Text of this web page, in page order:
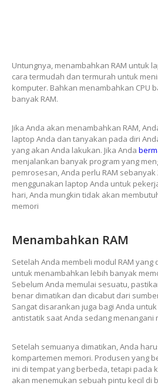
Untungnya, menambahkan RAM untuk
cara termudah dan termurah untuk
komputer. Bahkan menambahkan CPU
banyak RAM.
Jika Anda akan menambahkan RAM,
laptop Anda dan tanyakan pada diri
yang akan Anda lakukan. Jika Anda
menjalankan banyak program yang
pemrosesan, Anda perlu RAM sebanyak
menggunakan laptop Anda untuk
hari, Anda mungkin tidak akan
memori
Menambahkan RAM
Setelah Anda membeli modul RAM yang
untuk menambahkan lebih banyak
Sebelum Anda memulai sesuatu,
benar dimatikan dan dicabut dari
Sangat disarankan juga bagi Anda
antistatik saat Anda sedang menangani
Setelah semuanya dimatikan, Anda
kompartemen memori. Produsen yang
ini di tempat yang berbeda, tetapi pada
akan menemukan sebuah pintu kecil di